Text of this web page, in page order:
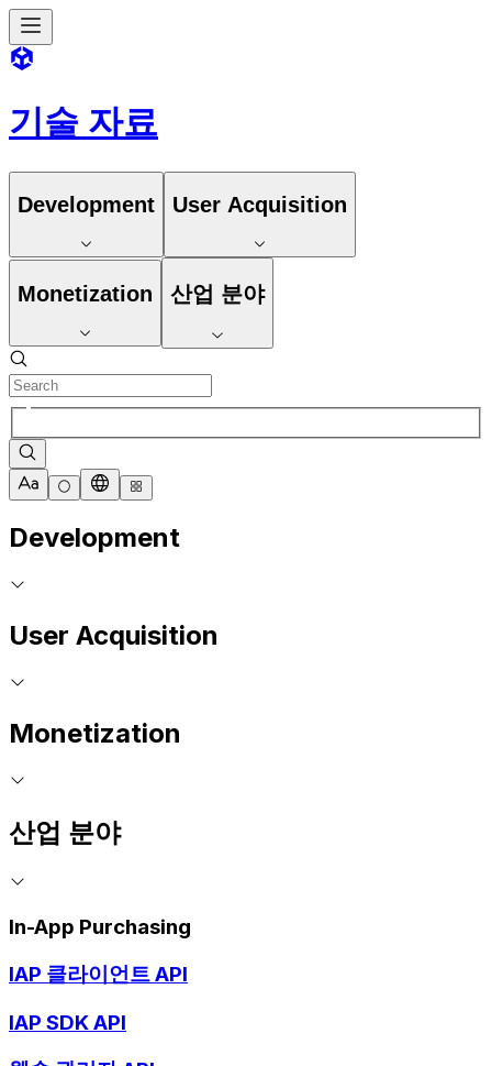
기술 자료
Development User Acquisition
Monetization 산업 분야
Development
User Acquisition
Monetization
산업 분야
In-App Purchasing
IAP 클라이언트 API
IAP SDK API